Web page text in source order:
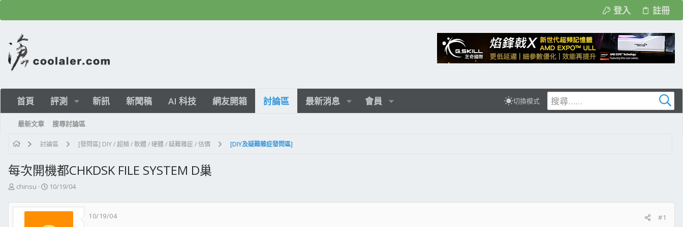
登入 註冊
首頁 評測 新訊 新聞稿 AI 科技 網友開箱 討論區 最新消息 會員 切換模式
最新文章 搜尋討論區
討論區 [發問區] DIY / 超頻 / 軟體 / 硬體 / 疑難雜症 / 估價 [DIY及疑難雜症發問區]
每次開機都CHKDSK FILE SYSTEM D巢
主
發
chinsu
開
日
10/19/04
10/19/04 #1